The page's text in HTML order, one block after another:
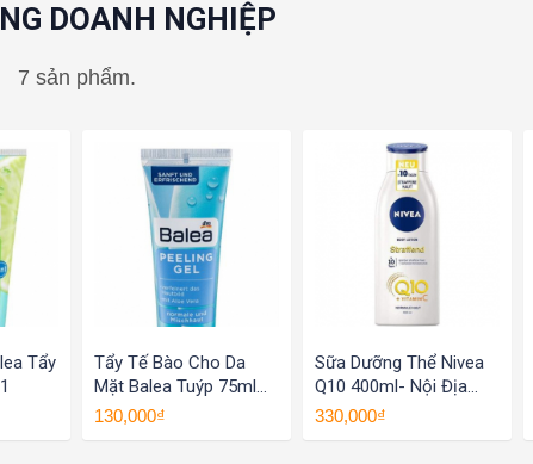
DOANH NGHIỆP
7 sản phẩm.
Tẩy
Tẩy Tế Bào Cho Da
Mặt Balea Tuýp 75ml
Nội Địa Đức
130,000₫
Sữa Dưỡng Thể Nivea
Q10 400ml- Nội Địa
Đức
330,000₫